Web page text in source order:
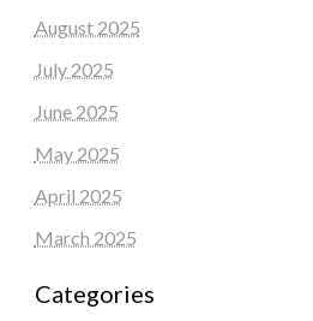
August 2025
July 2025
June 2025
May 2025
April 2025
March 2025
Categories